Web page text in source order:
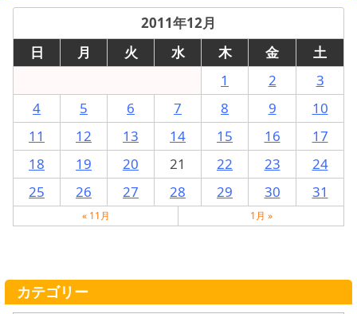
2011年12月
日
月 火 水 木 金
土
1
2
3
4
5 6 7 8 9
10
11
12 13 14 15 16
17
18
19 20 21 22 23
24
25
26 27 28 29 30 31
« 11月 1月 »
カテゴリー